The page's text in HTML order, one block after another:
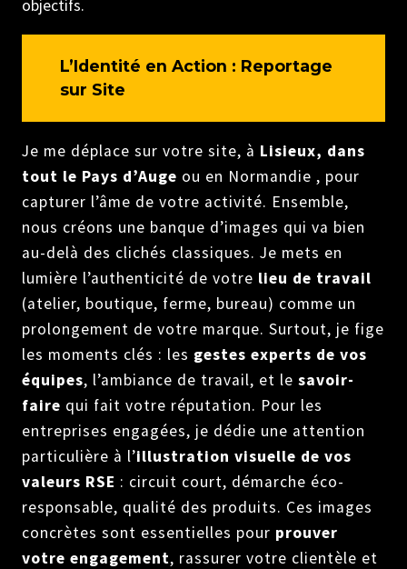
objectifs.
L’Identité en Action : Reportage
sur Site
Je me déplace sur votre site, à Lisieux, dans
tout le Pays d’Auge ou en Normandie , pour
capturer l’âme de votre activité. Ensemble,
nous créons une banque d’images qui va bien
au-delà des clichés classiques. Je mets en
lumière l’authenticité de votre lieu de travail
(atelier, boutique, ferme, bureau) comme un
prolongement de votre marque. Surtout, je fige
les moments clés : les gestes experts de vos
équipes, l’ambiance de travail, et le savoir-
faire qui fait votre réputation. Pour les
entreprises engagées, je dédie une attention
particulière à l’illustration visuelle de vos
valeurs RSE : circuit court, démarche éco-
responsable, qualité des produits. Ces images
concrètes sont essentielles pour prouver
votre engagement, rassurer votre clientèle et